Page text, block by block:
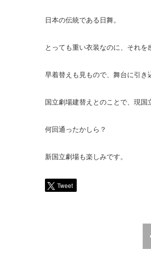
日本の伝統である日舞。
とっても重い衣装なのに、それ
早着替えも見もので、舞台に引き
国立劇場建替えとのことで、現国
何回通ったかしら？
新国立劇場も楽しみです。
Tweet